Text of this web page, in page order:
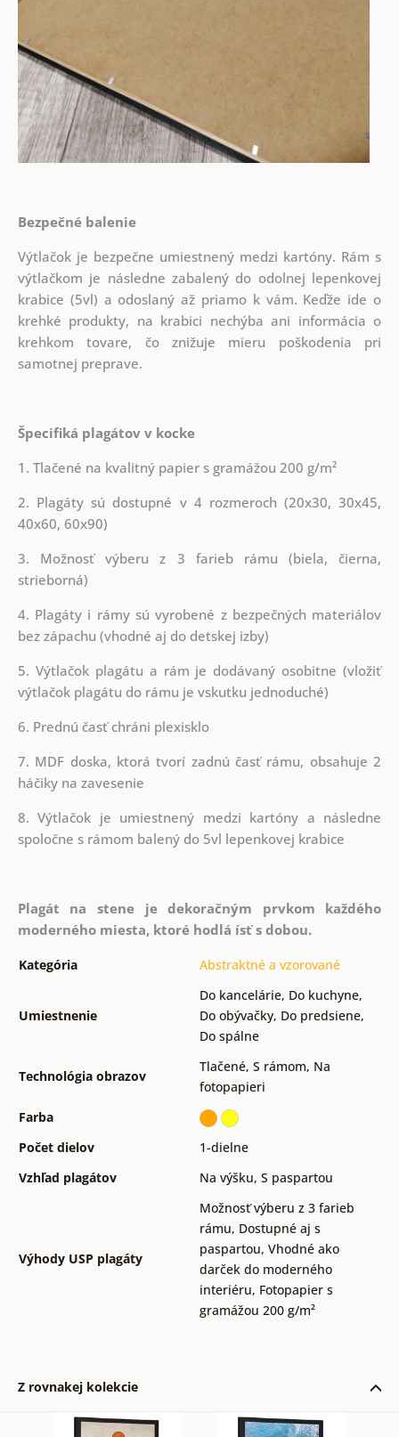
Bezpečné balenie
Výtlačok je bezpečne umiestnený medzi kartóny. Rám s
výtlačkom je následne zabalený do odolnej lepenkovej
krabice (5vl) a odoslaný až priamo k vám. Keďže ide o
krehké produkty, na krabici nechýba ani informácia o
krehkom tovare, čo znižuje mieru poškodenia pri
samotnej preprave.
Špecifiká plagátov v kocke
1. Tlačené na kvalitný papier s gramážou 200 g/m²
2. Plagáty sú dostupné v 4 rozmeroch (20x30, 30x45,
40x60, 60x90)
3. Možnosť výberu z 3 farieb rámu (biela, čierna,
strieborná)
4. Plagáty i rámy sú vyrobené z bezpečných materiálov
bez zápachu (vhodné aj do detskej izby)
5. Výtlačok plagátu a rám je dodávaný osobitne (vložiť
výtlačok plagátu do rámu je vskutku jednoduché)
6. Prednú časť chráni plexisklo
7. MDF doska, ktorá tvorí zadnú časť rámu, obsahuje 2
háčiky na zavesenie
8. Výtlačok je umiestnený medzi kartóny a následne
spoločne s rámom balený do 5vl lepenkovej krabice
Plagát na stene je dekoračným prvkom každého
moderného miesta, ktoré hodlá ísť s dobou.
Kategória Abstraktné a vzorované
Umiestnenie
Do kancelárie, Do kuchyne,
Do obývačky, Do predsiene,
Do spálne
Technológia obrazov
Tlačené, S rámom, Na
fotopapieri
Farba
Počet dielov
1-dielne
Vzhľad plagátov
Na výšku, S paspartou
Výhody USP plagáty
Možnosť výberu z 3 farieb
rámu, Dostupné aj s
paspartou, Vhodné ako
darček do moderného
interiéru, Fotopapier s
gramážou 200 g/m²
Z rovnakej kolekcie